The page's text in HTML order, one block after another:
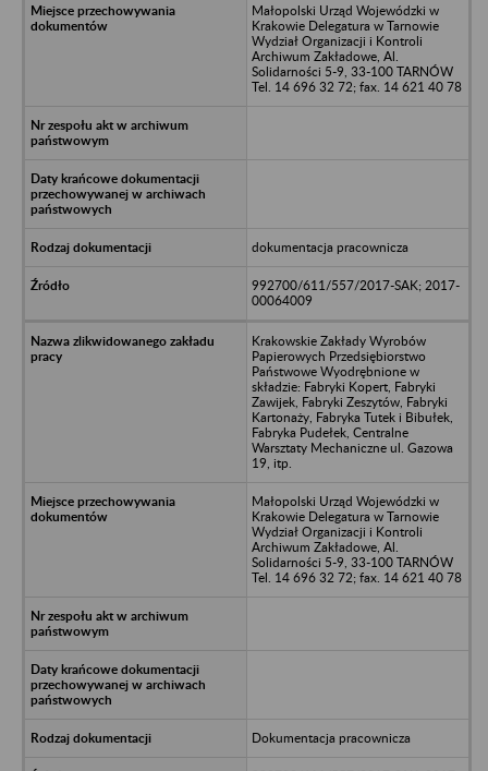
Małopolski Urząd Wojewódzki w
Krakowie Delegatura w Tarnowie
Wydział Organizacji i Kontroli
Archiwum Zakładowe, Al.
Solidarności 5-9, 33-100 TARNÓW
Tel. 14 696 32 72; fax. 14 621 40 78
dokumentacja pracownicza
992700/611/557/2017-SAK; 2017-
00064009
Krakowskie Zakłady Wyrobów
Papierowych Przedsiębiorstwo
Państwowe Wyodrębnione w
składzie: Fabryki Kopert, Fabryki
Zawijek, Fabryki Zeszytów, Fabryki
Kartonaży, Fabryka Tutek i Bibułek,
Fabryka Pudełek, Centralne
Warsztaty Mechaniczne ul. Gazowa
19, itp.
Małopolski Urząd Wojewódzki w
Krakowie Delegatura w Tarnowie
Wydział Organizacji i Kontroli
Archiwum Zakładowe, Al.
Solidarności 5-9, 33-100 TARNÓW
Tel. 14 696 32 72; fax. 14 621 40 78
Dokumentacja pracownicza